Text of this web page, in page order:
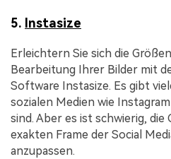
5. Instasize
Erleichtern Sie sich die
Bearbeitung Ihrer Bilder mit
Software Instasize. Es gibt
sozialen Medien wie
sind. Aber es ist schwierig, die
exakten Frame der Social
anzupassen.